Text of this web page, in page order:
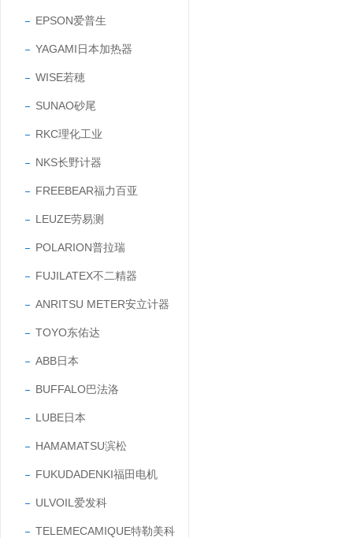
EPSON爱普生
YAGAMI日本加热器
WISE若穂
SUNAO砂尾
RKC理化工业
NKS长野计器
FREEBEAR福力百亚
LEUZE劳易测
POLARION普拉瑞
FUJILATEX不二精器
ANRITSU METER安立计器
TOYO东佑达
ABB日本
BUFFALO巴法洛
LUBE日本
HAMAMATSU滨松
FUKUDADENKI福田电机
ULVOIL爱发科
TELEMECAMIQUE特勒美科